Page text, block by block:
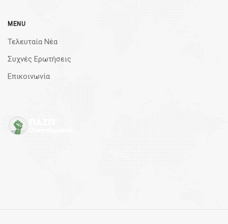
MENU
Τελευταία Νέα
Συχνές Ερωτήσεις
Επικοινωνία